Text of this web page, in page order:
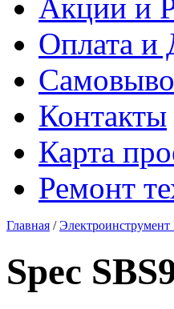
Акции и
Оплата и
Контакты
Карта
Ремонт
Главная /
Spec